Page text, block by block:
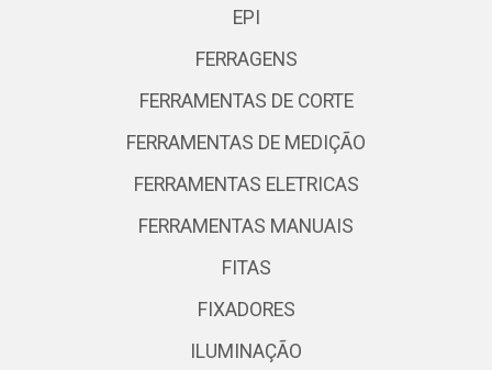
EPI
FERRAGENS
FERRAMENTAS DE CORTE
FERRAMENTAS DE MEDIÇÃO
FERRAMENTAS ELETRICAS
FERRAMENTAS MANUAIS
FITAS
FIXADORES
ILUMINAÇÃO